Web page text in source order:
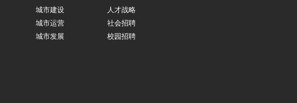
城市建设
城市运营
城市发展
人才战略
社会招聘
校园招聘